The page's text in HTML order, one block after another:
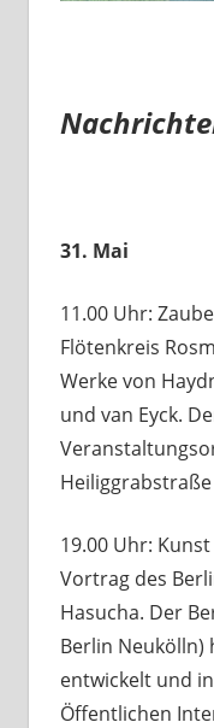
31. Mai
11.00 Uhr:
Flötenkreis
Werke von
und van Eyck.
19.00 Uhr:
Vortrag des
Hasucha. Der
Berlin Neukölln)
entwickelt und
Öffentlichen